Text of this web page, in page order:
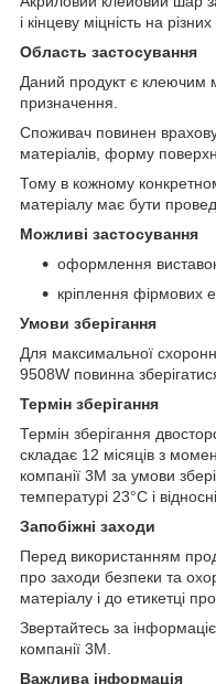
і кінцеву міцність на
Область застосування
Даний продукт є клеючим
призначення.
Споживач повинен
матеріалів, форму
Тому в кожному
матеріалу має бути
Можливі застосування
оформлення
кріплення фірмових
Умови зберігання
Для максимальної
9508W повинна
Термін зберігання
Термін зберігання
складає 12 місяців з
компанії 3М за умови
температурі 23°C і
Запобіжні заходи
Перед використанням
про заходи безпеки та
матеріалу і до етикетці
Звертайтесь за
компанії 3М.
Важлива інформація